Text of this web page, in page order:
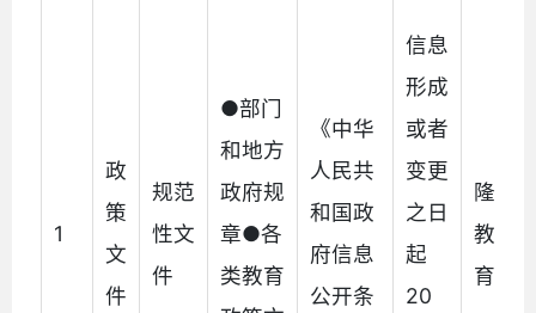
1
政
策
文
件
规范
性文
件
●部门
和地方
政府规
章●各
类教育
《中华
人民共
和国政
府信息
公开条
信息
形成
或者
变更
之日
起
20
隆阳
教育
育局